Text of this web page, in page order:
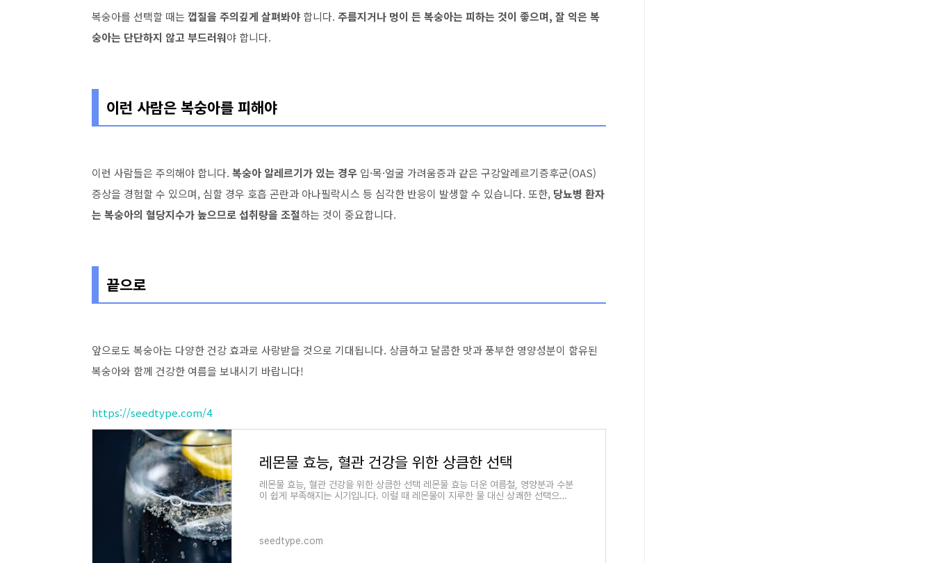
복숭아를 선택할 때는 껍질을 주의깊게 살펴봐야 합니다. 주름지거나 멍이 든 복숭아는 피하는 것이 좋으며, 잘 익은 복
숭아는 단단하지 않고 부드러워야 합니다.
이런 사람은 복숭아를 피해야
이런 사람들은 주의해야 합니다. 복숭아 알레르기가 있는 경우 입·목·얼굴 가려움증과 같은 구강알레르기증후군(OAS)
증상을 경험할 수 있으며, 심할 경우 호흡 곤란과 아나필락시스 등 심각한 반응이 발생할 수 있습니다. 또한, 당뇨병 환자
는 복숭아의 혈당지수가 높으므로 섭취량을 조절하는 것이 중요합니다.
끝으로
앞으로도 복숭아는 다양한 건강 효과로 사랑받을 것으로 기대됩니다. 상큼하고 달콤한 맛과 풍부한 영양성분이 함유된
복숭아와 함께 건강한 여름을 보내시기 바랍니다!
https://seedtype.com/4
레몬물 효능, 혈관 건강을 위한 상큼한 선택
레몬물 효능, 혈관 건강을 위한 상큼한 선택 레몬물 효능 더운 여름철, 영양분과 수분
이 쉽게 부족해지는 시기입니다. 이럴 때 레몬물이 지루한 물 대신 상쾌한 선택으로
seedtype.com